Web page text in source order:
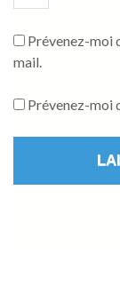
Prévenez-moi
mail.
Prévenez-moi